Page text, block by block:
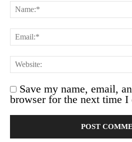
Save my name, email,
browser for the next time I